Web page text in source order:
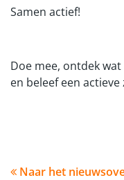
Samen actief!
Doe mee, ontdek
en beleef een actieve
Naar het